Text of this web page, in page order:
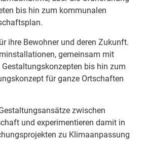
bis hin zum kommunalen
ihre Bewohner und deren Zukunft.
gemeinsam mit
bis hin zum
für ganze Ortschaften
zwischen
und experimentieren damit in
zu Klimaanpassung